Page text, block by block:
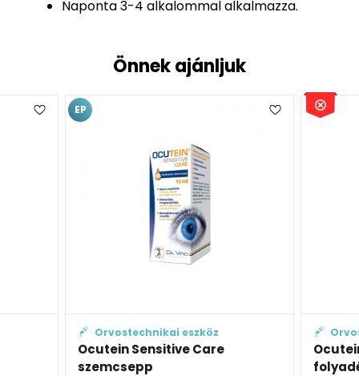
Naponta 3-4 alkalommal alkalmazza.
Önnek ajánljuk
eszköz
Care
Orvostechnikai eszköz
Ocutein Sensitive